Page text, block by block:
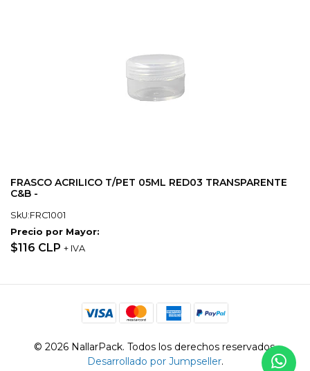
FRASCO ACRILICO T/PET 05ML RED03 TRANSPARENTE
C&B -
SkU:FRC1001
Precio por Mayor:
$116 CLP + IVA
© 2026 NallarPack. Todos los derechos reservados.
Desarrollado por Jumpseller.